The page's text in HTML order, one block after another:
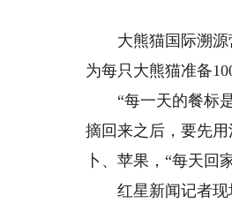
大熊猫国际溯源营
为每只大熊猫准备
“每一天的餐标是
摘回来之后，要先
卜、苹果，“每天回
红星新闻记者现场